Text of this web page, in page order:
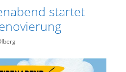
startet